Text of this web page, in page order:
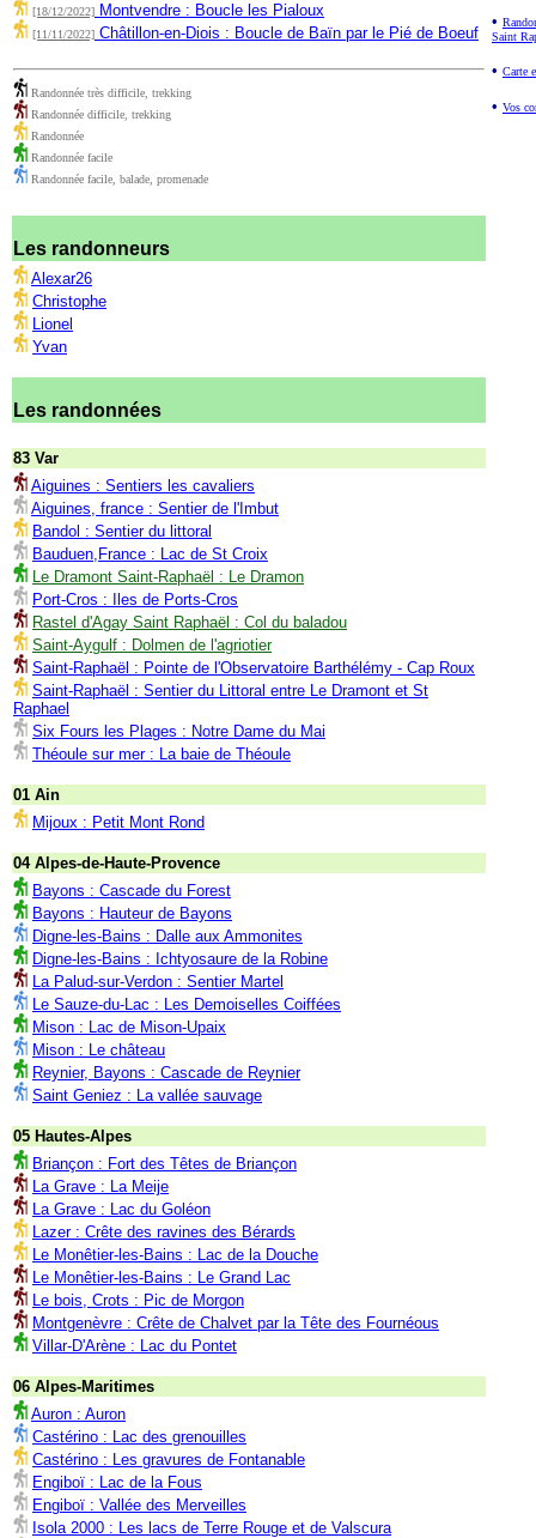
[18/12/2022] Montvendre : Boucle les Pialoux
[11/11/2022] Châtillon-en-Diois : Boucle de Baïn par le Pié de Boeuf
Randonnée très difficile, trekking
Randonnée difficile, trekking
Randonnée
Randonnée facile
Randonnée facile, balade, promenade
Les randonneurs
Alexar26
Christophe
Lionel
Yvan
Les randonnées
83 Var
Aiguines : Sentiers les cavaliers
Aiguines, france : Sentier de l'Imbut
Bandol : Sentier du littoral
Bauduen,France : Lac de St Croix
Le Dramont Saint-Raphaël : Le Dramon
Port-Cros : Iles de Ports-Cros
Rastel d'Agay Saint Raphaël : Col du baladou
Saint-Aygulf : Dolmen de l'agriotier
Saint-Raphaël : Pointe de l'Observatoire Barthélémy - Cap Roux
Saint-Raphaël : Sentier du Littoral entre Le Dramont et St
Raphael
Six Fours les Plages : Notre Dame du Mai
Théoule sur mer : La baie de Théoule
01 Ain
Mijoux : Petit Mont Rond
04 Alpes-de-Haute-Provence
Bayons : Cascade du Forest
Bayons : Hauteur de Bayons
Digne-les-Bains : Dalle aux Ammonites
Digne-les-Bains : Ichtyosaure de la Robine
La Palud-sur-Verdon : Sentier Martel
Le Sauze-du-Lac : Les Demoiselles Coiffées
Mison : Lac de Mison-Upaix
Mison : Le château
Reynier, Bayons : Cascade de Reynier
Saint Geniez : La vallée sauvage
05 Hautes-Alpes
Briançon : Fort des Têtes de Briançon
La Grave : La Meije
La Grave : Lac du Goléon
Lazer : Crête des ravines des Bérards
Le Monêtier-les-Bains : Lac de la Douche
Le Monêtier-les-Bains : Le Grand Lac
Le bois, Crots : Pic de Morgon
Montgenèvre : Crête de Chalvet par la Tête des Fournéous
Villar-D'Arène : Lac du Pontet
06 Alpes-Maritimes
Auron : Auron
Castérino : Lac des grenouilles
Castérino : Les gravures de Fontanable
Engiboï : Lac de la Fous
Engiboï : Vallée des Merveilles
Isola 2000 : Les lacs de Terre Rouge et de Valscura
•
Saint
• Carte
• Vos